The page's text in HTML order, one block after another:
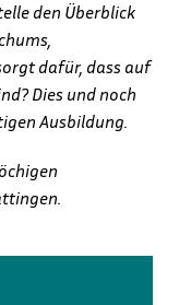
den Überblick
dafür, dass auf
Dies und noch
Ausbildung.